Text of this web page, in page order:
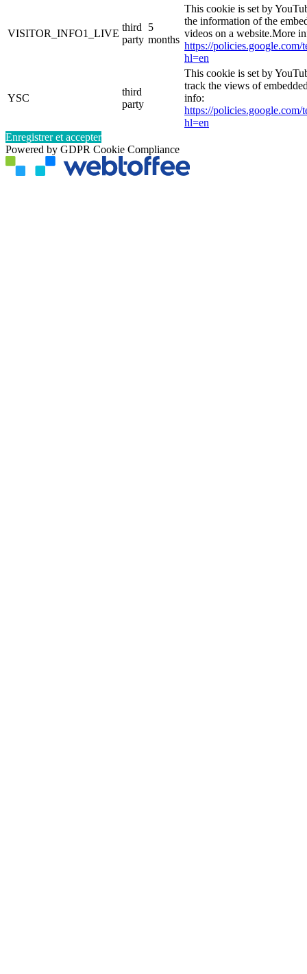
VISITOR_INFO1_LIVE
third
party
5
months
This cookie is set by
the information of the
videos on a website.More
https://policies.google.com/
hl=en
YSC
third
party
This cookie is set by
track the views of
info:
https://policies.google.com/
hl=en
Enregistrer et accepter
Powered by GDPR Cookie Compliance